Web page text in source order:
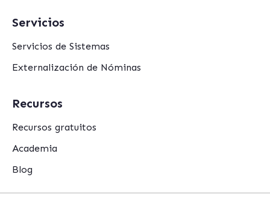
Servicios
Servicios de Sistemas
Externalización de Nóminas
Recursos
Recursos gratuitos
Academia
Blog